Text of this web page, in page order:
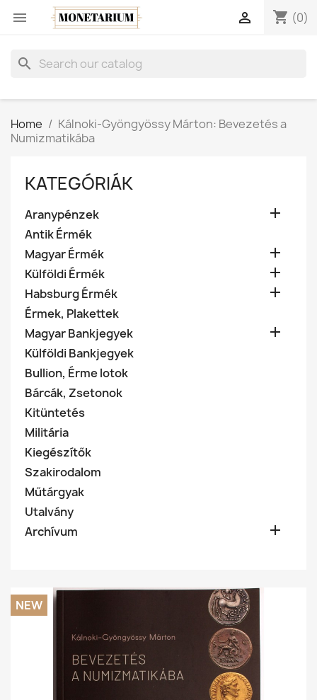
 shopping_cart (0)

search
Home
Kálnoki-Gyöngyössy Márton: Bevezetés a
Numizmatikába
KATEGÓRIÁK
Aranypénzek 
Antik Érmék
Magyar Érmék

Külföldi Érmék 
Habsburg Érmék 
Érmek, Plakettek
Magyar Bankjegyek

Külföldi Bankjegyek
Bullion, Érme lotok
Bárcák, Zsetonok
Kitüntetés
Militária
Kiegészítők
Szakirodalom
Műtárgyak
Utalvány
Archívum

NEW